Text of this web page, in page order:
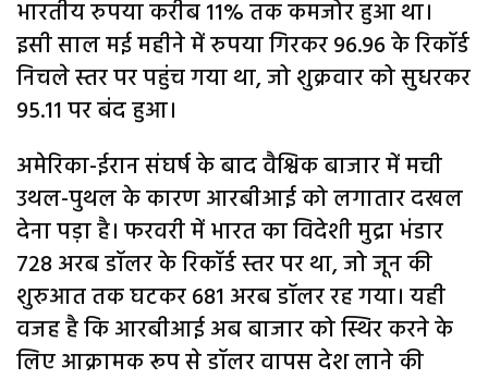
भारतीय रुपया करीब 11% तक कमजोर हुआ था।
इसी साल मई महीने में रुपया गिरकर 96.96 के रिकॉर्ड
निचले स्तर पर पहुंच गया था, जो शुक्रवार को सुधरकर
95.11 पर बंद हुआ।
अमेरिका-ईरान संघर्ष के बाद वैश्विक बाजार में मची
उथल-पुथल के कारण आरबीआई को लगातार दखल
देना पड़ा है। फरवरी में भारत का विदेशी मुद्रा भंडार
728 अरब डॉलर के रिकॉर्ड स्तर पर था, जो जून की
शुरुआत तक घटकर 681 अरब डॉलर रह गया। यही
वजह है कि आरबीआई अब बाजार को स्थिर करने के
लिए आक्रामक रूप से डॉलर वापस देश लाने की